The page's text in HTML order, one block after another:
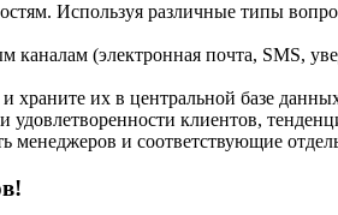
Используя различные типы
(электронная почта, SMS,
храните их в центральной базе
клиентов,
менеджеров и соответствующие